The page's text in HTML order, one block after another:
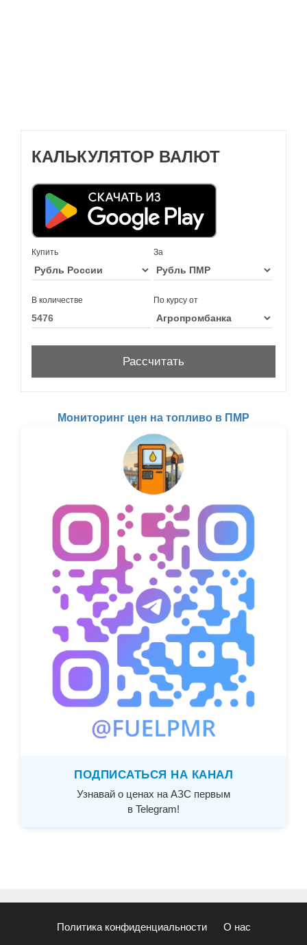
КАЛЬКУЛЯТОР ВАЛЮТ
Купить За
В количестве По курсу от
Мониторинг цен на топливо в ПМР
ПОДПИСАТЬСЯ НА КАНАЛ
Узнавай о ценах на АЗС первым
в Telegram!
Политика конфиденциальности О нас